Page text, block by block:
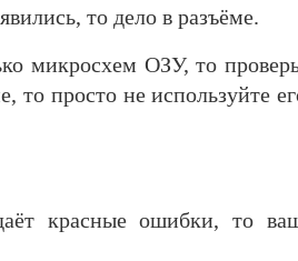
то дело в разъёме.
микросхем ОЗУ, то
то просто не используйте
красные ошибки, то